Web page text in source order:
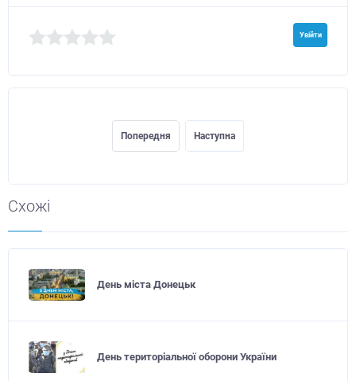
Увійти
Попередня Наступна
Схожі
День міста Донецьк
День територіальної оборони України